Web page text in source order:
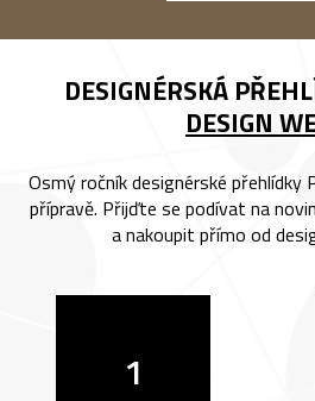
DESIGNÉRSKÁ
DESIGN
Osmý ročník designérské přehlídky
přípravě. Přijďte se podívat na
a nakoupit přímo od
1